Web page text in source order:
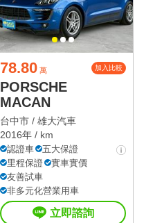
78.80 萬 加入比較
PORSCHE
MACAN
台中市 / 雄大汽車
2016年 / km
認證車
五大保證
里程保證
實車實價
友善試車
非多元化營業用車
立即諮詢